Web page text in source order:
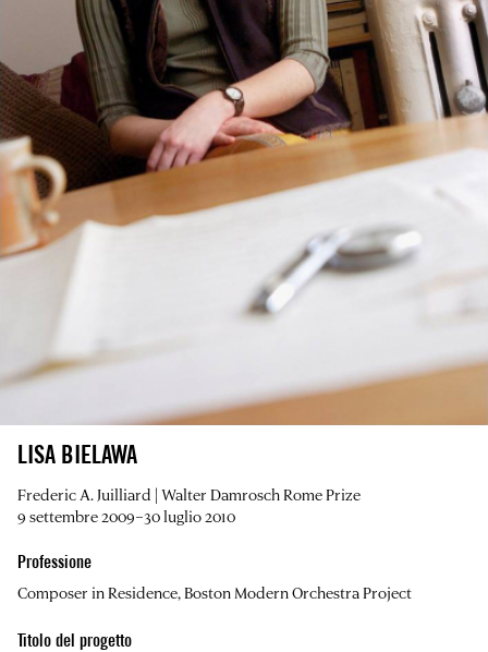
LISA BIELAWA
Frederic A. Juilliard | Walter Damrosch Rome Prize
9 settembre 2009–30 luglio 2010
Professione
Composer in Residence, Boston Modern Orchestra Project
Titolo del progetto